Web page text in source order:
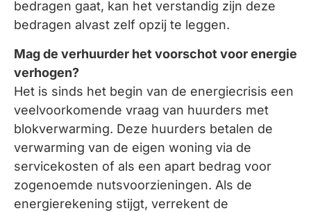
bedragen gaat, kan het verstandig zijn deze
bedragen alvast zelf opzij te leggen.
Mag de verhuurder het voorschot voor energie
verhogen?
Het is sinds het begin van de energiecrisis een
veelvoorkomende vraag van huurders met
blokverwarming. Deze huurders betalen de
verwarming van de eigen woning via de
servicekosten of als een apart bedrag voor
zogenoemde nutsvoorzieningen. Als de
energierekening stijgt, verrekent de